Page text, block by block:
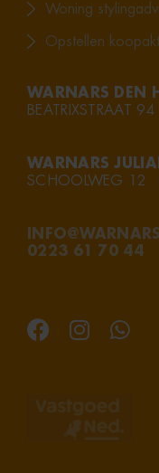
Woning
Opstellen
WARNARS DEN
BEATRIXSTRAAT
WARNARS
SCHOOLWEG
0223 61 70 44